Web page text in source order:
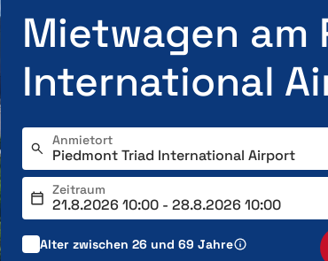
Mietwagen am
International
Anmietort
Zeitraum
Alter zwischen 26 und 69 Jahre